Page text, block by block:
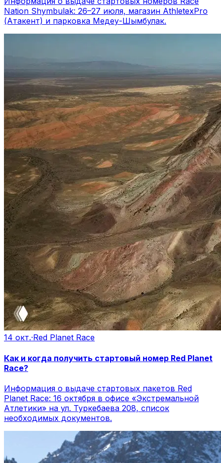
Nation Shymbulak: 26–27 июля, магазин AthletexPro
(Атакент) и парковка Медеу-Шымбулак.
14 окт.·Red Planet Race
Как и когда получить стартовый номер Red Planet
Race?
Информация о выдаче стартовых пакетов Red
Planet Race: 16 октября в офисе «Экстремальной
Атлетики» на ул. Туркебаева 208, список
необходимых документов.